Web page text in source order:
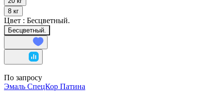
8 кг
Цвет : Бесцветный.
Бесцветный.
По запросу
Эмаль СпецКор Патина